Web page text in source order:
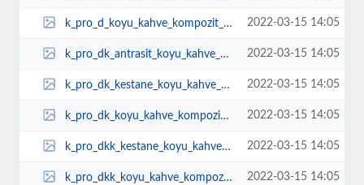
k_pro_d_koyu_kahve_kompozit_deck_fiyatlar_reticileri_ucuz_zemin_kapalama_park... 2022-03-15 14:05
k_pro_dk_antrasit_koyu_kahve_kompozit_deck_fiyatlar_reticileri_ucuz_zemin_kap... 2022-03-15 14:05
k_pro_dk_kestane_koyu_kahve_kompozit_deck_fiyatlar_reticileri_ucuz_zemin_kapa... 2022-03-15 14:05
k_pro_dk_koyu_kahve_kompozit_deck_fiyatlar_reticileri_ucuz_zemin_kapalama_par... 2022-03-15 14:05
k_pro_dkk_kestane_koyu_kahve_kompozit_deck_fiyatlar_reticileri_ucuz_zemin_kap... 2022-03-15 14:05
k_pro_dkk_koyu_kahve_kompozit_deck_fiyatlar_reticileri_ucuz_zemin_kapalama_pa... 2022-03-15 14:05